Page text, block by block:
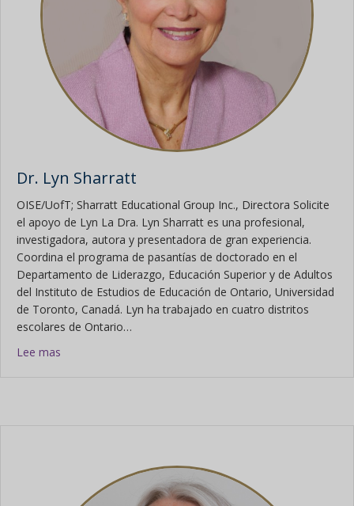
Dr. Lyn Sharratt
OISE/UofT; Sharratt Educational Group Inc., Directora Solicite
el apoyo de Lyn La Dra. Lyn Sharratt es una profesional,
investigadora, autora y presentadora de gran experiencia.
Coordina el programa de pasantías de doctorado en el
Departamento de Liderazgo, Educación Superior y de Adultos
del Instituto de Estudios de Educación de Ontario, Universidad
de Toronto, Canadá. Lyn ha trabajado en cuatro distritos
escolares de Ontario…
Lee mas